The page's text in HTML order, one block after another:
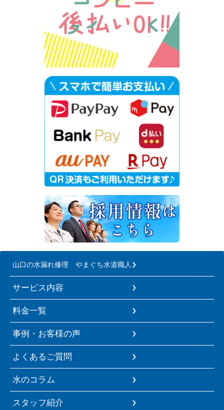
山口の水漏れ修理 やまぐち水道職人
サービス内容
料金一覧
事例・お客様の声
よくあるご質問
水のコラム
スタッフ紹介